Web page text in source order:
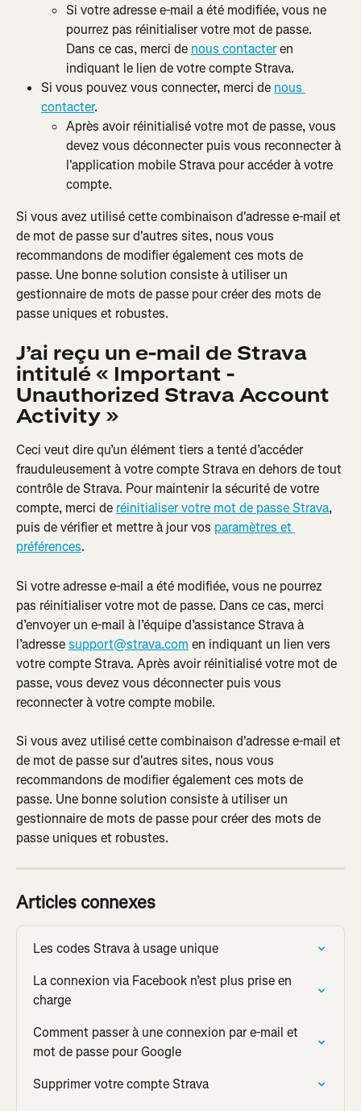
Si votre adresse e-mail a été modifiée, vous ne
pourrez pas réinitialiser votre mot de passe.
Dans ce cas, merci de nous contacter en
indiquant le lien de votre compte Strava.
Si vous pouvez vous connecter, merci de nous
contacter.
Après avoir réinitialisé votre mot de passe, vous
devez vous déconnecter puis vous reconnecter à
l'application mobile Strava pour accéder à votre
compte.
Si vous avez utilisé cette combinaison d'adresse e-mail et
de mot de passe sur d'autres sites, nous vous
recommandons de modifier également ces mots de
passe. Une bonne solution consiste à utiliser un
gestionnaire de mots de passe pour créer des mots de
passe uniques et robustes.
J’ai reçu un e-mail de Strava
intitulé « Important -
Unauthorized Strava Account
Activity »
Ceci veut dire qu’un élément tiers a tenté d’accéder
frauduleusement à votre compte Strava en dehors de tout
contrôle de Strava. Pour maintenir la sécurité de votre
compte, merci de réinitialiser votre mot de passe Strava,
puis de vérifier et mettre à jour vos paramètres et
préférences.
Si votre adresse e-mail a été modifiée, vous ne pourrez
pas réinitialiser votre mot de passe. Dans ce cas, merci
d’envoyer un e-mail à l’équipe d’assistance Strava à
l’adresse support@strava.com en indiquant un lien vers
votre compte Strava. Après avoir réinitialisé votre mot de
passe, vous devez vous déconnecter puis vous
reconnecter à votre compte mobile.
Si vous avez utilisé cette combinaison d'adresse e-mail et
de mot de passe sur d'autres sites, nous vous
recommandons de modifier également ces mots de
passe. Une bonne solution consiste à utiliser un
gestionnaire de mots de passe pour créer des mots de
passe uniques et robustes.
Articles connexes
Les codes Strava à usage unique
La connexion via Facebook n’est plus prise en
charge
Comment passer à une connexion par e-mail et
mot de passe pour Google
Supprimer votre compte Strava